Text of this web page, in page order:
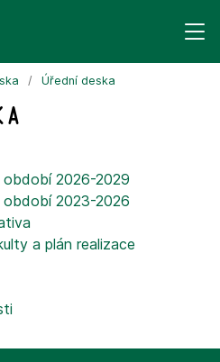
Úřední deska
2026-2029
2023-2026
a plán realizace